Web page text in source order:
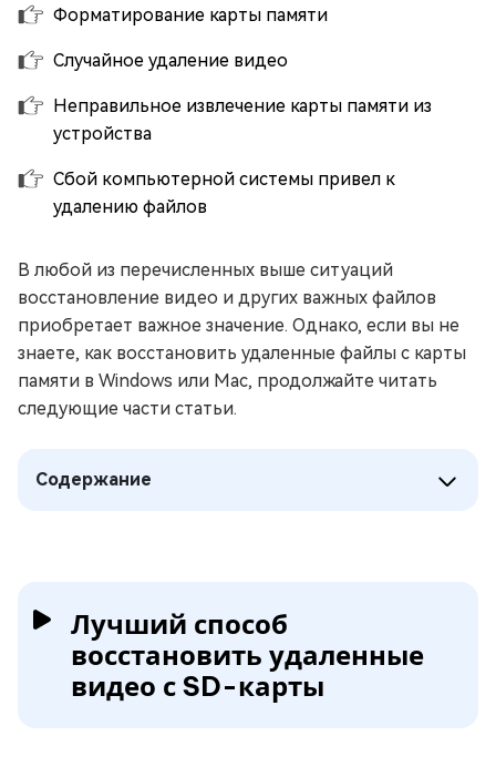
Форматирование карты памяти
Случайное удаление видео
Неправильное извлечение карты памяти из
устройства
Сбой компьютерной системы привел к
удалению файлов
В любой из перечисленных выше ситуаций
восстановление видео и других важных файлов
приобретает важное значение. Однако, если вы не
знаете, как восстановить удаленные файлы с карты
памяти в Windows или Mac, продолжайте читать
следующие части статьи.
Содержание
Лучший способ
восстановить удаленные
видео с SD-карты